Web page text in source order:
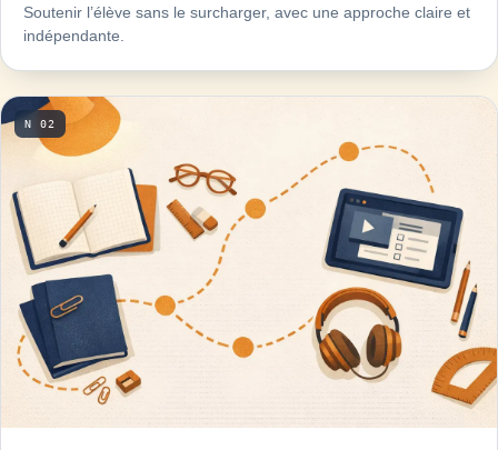
Soutenir l’élève sans le surcharger, avec une approche claire et
indépendante.
N 02